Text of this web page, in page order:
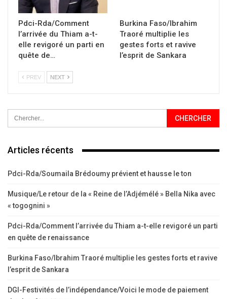
Pdci-Rda/Comment
l’arrivée du Thiam a-t-
elle revigoré un parti en
quête de…
Burkina Faso/Ibrahim
Traoré multiplie les
gestes forts et ravive
l’esprit de Sankara
PREV NEXT
Articles récents
Pdci-Rda/Soumaila Brédoumy prévient et hausse le ton
Musique/Le retour de la « Reine de l’Adjémélé » Bella Nika avec
« togognini »
Pdci-Rda/Comment l’arrivée du Thiam a-t-elle revigoré un parti
en quête de renaissance
Burkina Faso/Ibrahim Traoré multiplie les gestes forts et ravive
l’esprit de Sankara
DGI-Festivités de l’indépendance/Voici le mode de paiement